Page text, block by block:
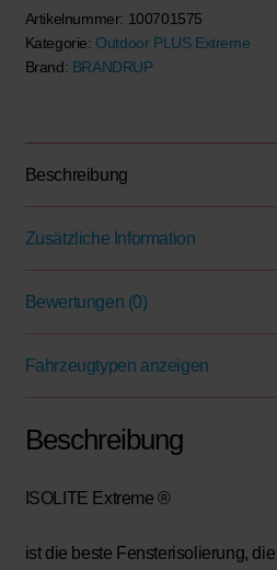
Fenster
Schiebetür
links,
und
VW
T5
PKW-
Artikelnummer: 100701575
Kategorie: Outdoor PLUS Extreme
Brand: BRANDRUP
Beschreibung
Zusätzliche Information
Bewertungen (0)
Fahrzeugtypen anzeigen
Beschreibung
ISOLITE Extreme ®
ist die beste Fensterisolierung,